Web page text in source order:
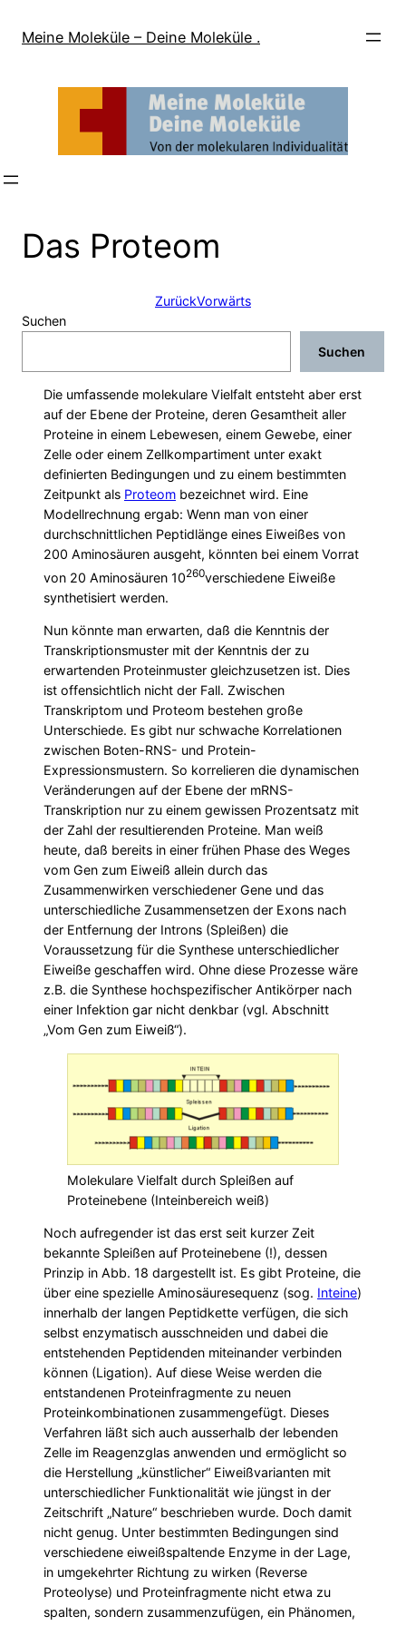
zum
Inhalt
Meine Moleküle – Deine Moleküle .
Das Proteom
ZurückVorwärts
Suchen
Suchen
Die umfassende molekulare Vielfalt entsteht aber erst
auf der Ebene der Proteine, deren Gesamtheit aller
Proteine in einem Lebewesen, einem Gewebe, einer
Zelle oder einem Zellkompartiment unter exakt
definierten Bedingungen und zu einem bestimmten
Zeitpunkt als Proteom bezeichnet wird. Eine
Modellrechnung ergab: Wenn man von einer
durchschnittlichen Peptidlänge eines Eiweißes von
200 Aminosäuren ausgeht, könnten bei einem Vorrat
von 20 Aminosäuren 10260verschiedene Eiweiße
synthetisiert werden.
Nun könnte man erwarten, daß die Kenntnis der
Transkriptionsmuster mit der Kenntnis der zu
erwartenden Proteinmuster gleichzusetzen ist. Dies
ist offensichtlich nicht der Fall. Zwischen
Transkriptom und Proteom bestehen große
Unterschiede. Es gibt nur schwache Korrelationen
zwischen Boten-RNS- und Protein-
Expressionsmustern. So korrelieren die dynamischen
Veränderungen auf der Ebene der mRNS-
Transkription nur zu einem gewissen Prozentsatz mit
der Zahl der resultierenden Proteine. Man weiß
heute, daß bereits in einer frühen Phase des Weges
vom Gen zum Eiweiß allein durch das
Zusammenwirken verschiedener Gene und das
unterschiedliche Zusammensetzen der Exons nach
der Entfernung der Introns (Spleißen) die
Voraussetzung für die Synthese unterschiedlicher
Eiweiße geschaffen wird. Ohne diese Prozesse wäre
z.B. die Synthese hochspezifischer Antikörper nach
einer Infektion gar nicht denkbar (vgl. Abschnitt
„Vom Gen zum Eiweiß“).
Molekulare Vielfalt durch Spleißen auf
Proteinebene (Inteinbereich weiß)
Noch aufregender ist das erst seit kurzer Zeit
bekannte Spleißen auf Proteinebene (!), dessen
Prinzip in Abb. 18 dargestellt ist. Es gibt Proteine, die
über eine spezielle Aminosäuresequenz (sog. Inteine)
innerhalb der langen Peptidkette verfügen, die sich
selbst enzymatisch ausschneiden und dabei die
entstehenden Peptidenden miteinander verbinden
können (Ligation). Auf diese Weise werden die
entstandenen Proteinfragmente zu neuen
Proteinkombinationen zusammengefügt. Dieses
Verfahren läßt sich auch ausserhalb der lebenden
Zelle im Reagenzglas anwenden und ermöglicht so
die Herstellung „künstlicher“ Eiweißvarianten mit
unterschiedlicher Funktionalität wie jüngst in der
Zeitschrift „Nature“ beschrieben wurde. Doch damit
nicht genug. Unter bestimmten Bedingungen sind
verschiedene eiweißspaltende Enzyme in der Lage,
in umgekehrter Richtung zu wirken (Reverse
Proteolyse) und Proteinfragmente nicht etwa zu
spalten, sondern zusammenzufügen, ein Phänomen,